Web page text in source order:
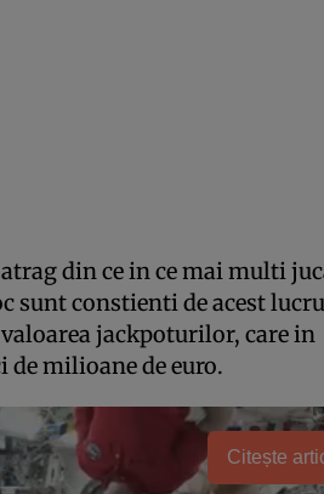
din ce in ce mai multi
sunt constienti de acest
valoarea jackpoturilor, care in
de milioane de euro.
Citește